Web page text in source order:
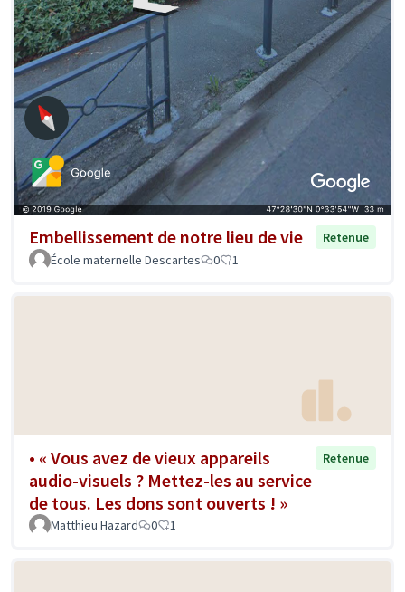
Embellissement de notre lieu de vie
Retenue
École maternelle Descartes
0 1
• « Vous avez de vieux appareils
audio-visuels ? Mettez-les au service
de tous. Les dons sont ouverts ! »
Retenue
Matthieu Hazard 0 1